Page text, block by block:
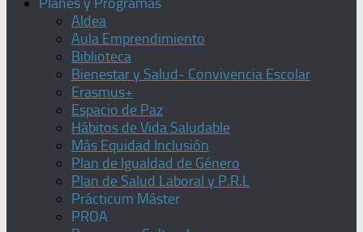
Aldea
Aula Emprendimiento
Biblioteca
Bienestar y Salud- Convivencia Escolar
Erasmus+
Espacio de Paz
Hábitos de Vida Saludable
Más Equidad Inclusión
Plan de Igualdad de Género
Plan de Salud Laboral y P.R.L
Prácticum Máster
PROA